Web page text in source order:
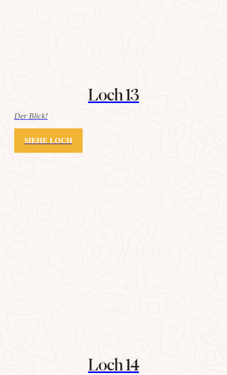
Loch 13
Der Blick!
SIEHE LOCH
Loch 14